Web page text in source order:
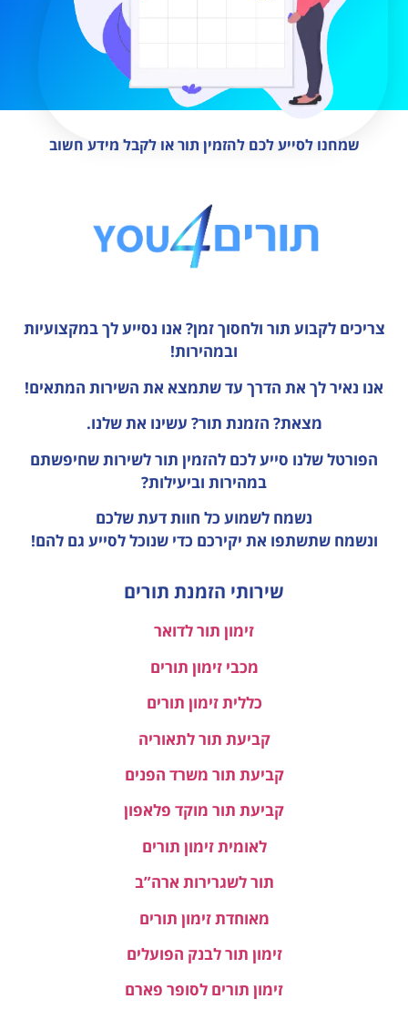
שמחנו לסייע לכם להזמין תור או לקבל מידע חשוב
צריכים לקבוע תור ולחסוך זמן? אנו נסייע לך במקצועיות
ובמהירות!
אנו נאיר לך את הדרך עד שתמצא את השירות המתאים!
מצאת? הזמנת תור? עשינו את שלנו.
הפורטל שלנו סייע לכם להזמין תור לשירות שחיפשתם
במהירות וביעילות?
נשמח לשמוע כל חוות דעתשלכם
ונשמח שתשתפו את יקירכם כדי שנוכל לסייע גם להם!
שירותי הזמנת תורים
זימון תור לדואר
מכבי זימון תורים
כללית זימון תורים
קביעת תור לתאוריה
קביעת תור משרד הפנים
קביעת תור מוקד פלאפון
לאומית זימון תורים
תור לשגרירות ארה”ב
מאוחדת זימון תורים
זימון תור לבנק הפועלים
זימון תורים לסופר פארם